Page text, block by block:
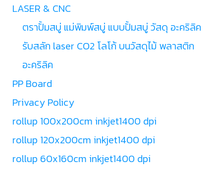
LASER & CNC
ตราปั้มสบู่ แม่พิมพ์สบู่ แบบปั้มสบู่ วัสดุ อะคริลิค
รับสลัก laser CO2 โลโก้ บนวัสดุไม้ พลาสติก
อะคริลิค
PP Board
Privacy Policy
rollup 100x200cm inkjet1400 dpi
rollup 120x200cm inkjet1400 dpi
rollup 60x160cm inkjet1400 dpi